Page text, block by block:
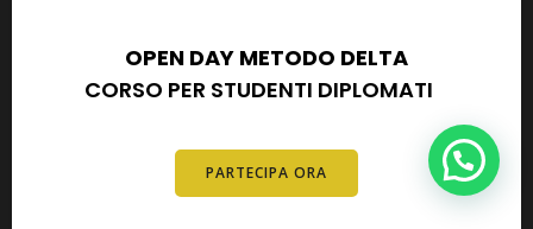
OPEN DAY METODO DELTA
CORSO PER STUDENTI DIPLOMATI
PARTECIPA ORA
Contattaci per informazioni!